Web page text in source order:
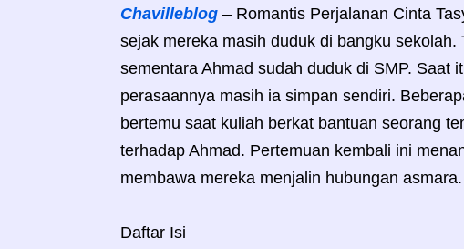
Chavilleblog – Romantis Perjalanan Cinta
sejak mereka masih duduk di bangku
sementara Ahmad sudah duduk di SMP. Saat
perasaannya masih ia simpan sendiri.
bertemu saat kuliah berkat bantuan seorang
terhadap Ahmad. Pertemuan kembali ini
membawa mereka menjalin hubungan asmara.
Daftar Isi